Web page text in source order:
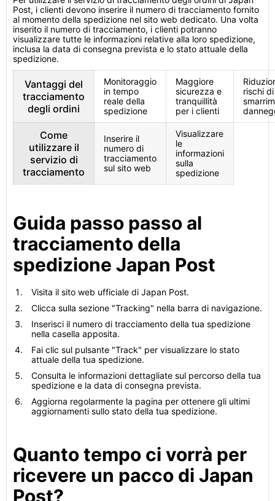
Post, i clienti devono inserire il numero di tracciamento fornito
al momento della spedizione nel sito web dedicato. Una volta
inserito il numero di tracciamento, i clienti potranno
visualizzare tutte le informazioni relative alla loro spedizione,
inclusa la data di consegna prevista e lo stato attuale della
spedizione.
Vantaggi del
tracciamento
degli ordini
Monitoraggio
in tempo
reale della
spedizione
Maggiore
sicurezza e
tranquillità
per i clienti
rischi di
Come
utilizzare il
servizio di
tracciamento
Inserire il
numero di
tracciamento
sul sito web
Visualizzare
le
informazioni
sulla
spedizione
Guida passo passo al
tracciamento della
spedizione Japan Post
Visita il sito web ufficiale di Japan Post.
Clicca sulla sezione "Tracking" nella barra di navigazione.
Inserisci il numero di tracciamento della tua spedizione
nella casella apposita.
Fai clic sul pulsante "Track" per visualizzare lo stato
attuale della tua spedizione.
Consulta le informazioni dettagliate sul percorso della tua
spedizione e la data di consegna prevista.
Aggiorna regolarmente la pagina per ottenere gli ultimi
aggiornamenti sullo stato della tua spedizione.
Quanto tempo ci vorrà per
ricevere un pacco di Japan
Post?